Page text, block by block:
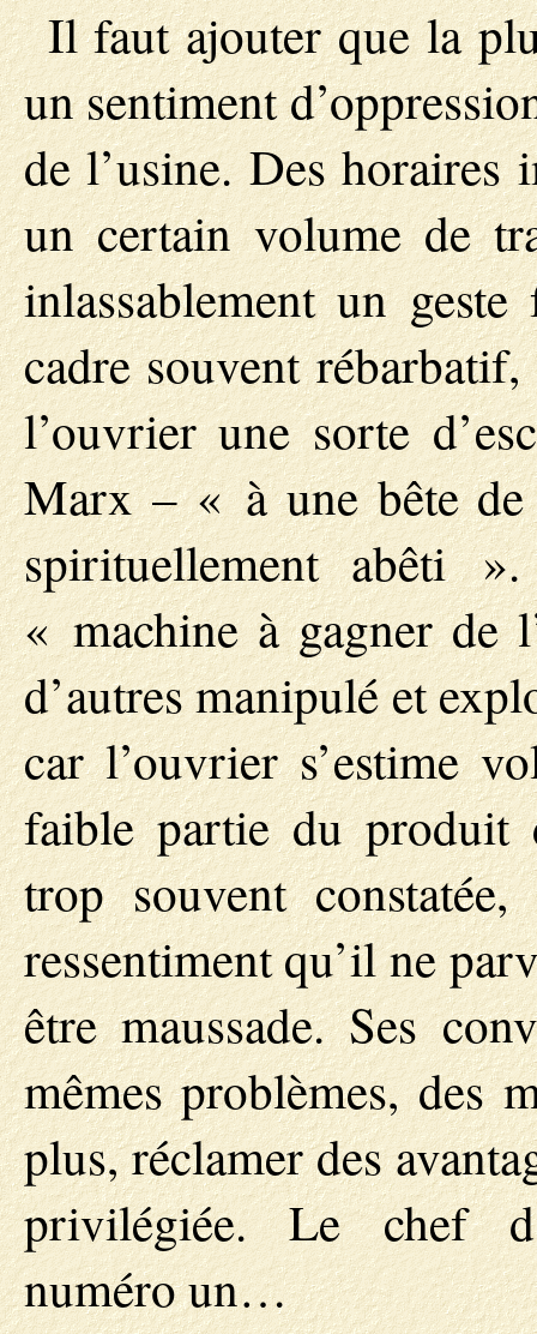
Il faut ajouter que la
un sentiment
de l’usine. Des horaires
un certain volume de
inlassablement un
cadre souvent
l’ouvrier une sorte
Marx – « à une bête de
spirituellement abêti ».
« machine à gagner de
d’autres manipulé et
car l’ouvrier s’estime
faible partie du produit
trop souvent
ressentiment qu’il ne
être maussade. Ses
mêmes problèmes, des
plus, réclamer des
privilégiée. Le chef
numéro un…